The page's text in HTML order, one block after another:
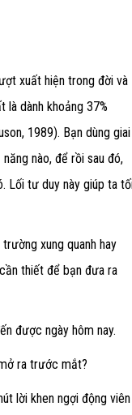
xuất hiện trong đời và
là dành khoảng 37%
1989). Bạn dùng giai
nào, để rồi sau đó,
Lối tư duy này giúp ta
xung quanh hay
thiết để bạn đưa ra
được ngày hôm nay.
ra trước mắt?
lời khen ngợi động viên